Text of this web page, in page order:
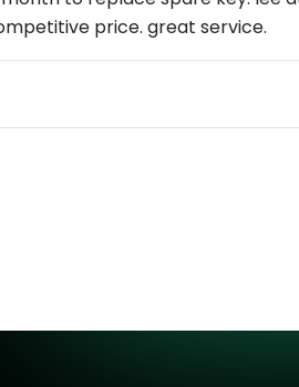
price. great service.